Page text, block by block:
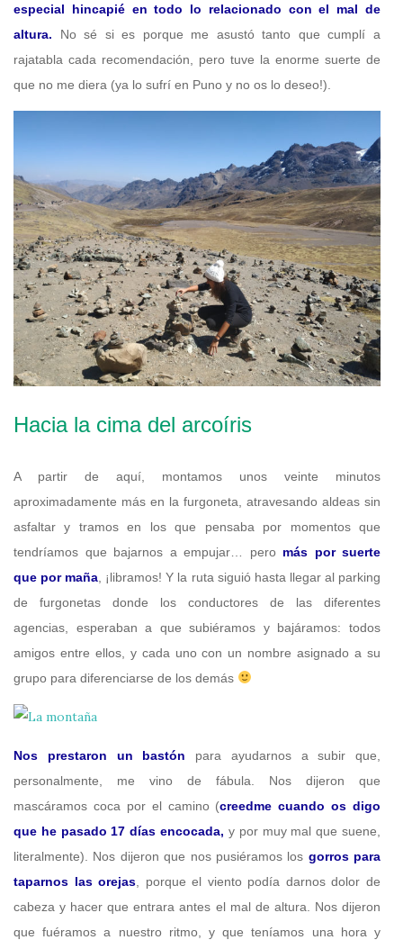
especial hincapié en todo lo relacionado con el mal de
altura. No sé si es porque me asustó tanto que cumplí a
rajatabla cada recomendación, pero tuve la enorme suerte de
que no me diera (ya lo sufrí en Puno y no os lo deseo!).
Hacia la cima del arcoíris
A partir de aquí, montamos unos veinte minutos
aproximadamente más en la furgoneta, atravesando aldeas sin
asfaltar y tramos en los que pensaba por momentos que
tendríamos que bajarnos a empujar… pero más por suerte
que por maña , ¡libramos! Y la ruta siguió hasta llegar al parking
de furgonetas donde los conductores de las diferentes
agencias, esperaban a que subiéramos y bajáramos: todos
amigos entre ellos, y cada uno con un nombre asignado a su
grupo para diferenciarse de los demás
Nos prestaron un bastón para ayudarnos a subir que,
personalmente, me vino de fábula. Nos dijeron que
mascáramos coca por el camino (creedme cuando os digo
que he pasado 17 días encocada, y por muy mal que suene,
literalmente). Nos dijeron que nos pusiéramos los gorros para
taparnos las orejas , porque el viento podía darnos dolor de
cabeza y hacer que entrara antes el mal de altura. Nos dijeron
que fuéramos a nuestro ritmo, y que teníamos una hora y